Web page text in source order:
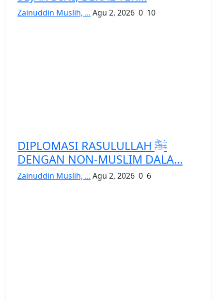
Zainuddin Muslih, ... Agu 2, 2026 0 10
DIPLOMASI RASULULLAH ﷺ
DENGAN NON-MUSLIM DALA...
Zainuddin Muslih, ... Agu 2, 2026 0 6